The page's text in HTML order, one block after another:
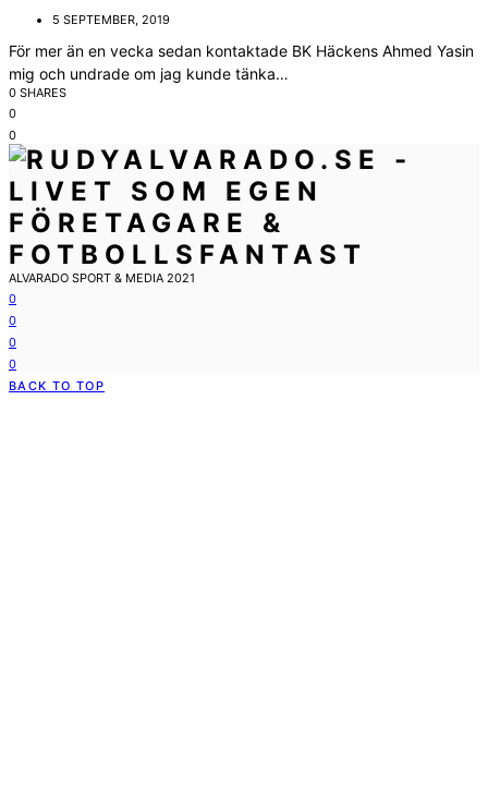
5 SEPTEMBER, 2019
För mer än en vecka sedan kontaktade BK Häckens Ahmed Yasin
mig och undrade om jag kunde tänka…
0 SHARES
0
0
ALVARADO SPORT & MEDIA 2021
0
0
0
0
BACK TO TOP